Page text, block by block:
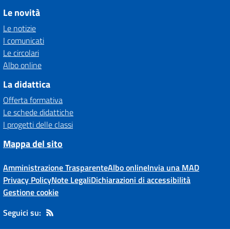
Le novità
Le notizie
I comunicati
Le circolari
Albo online
La didattica
Offerta formativa
Le schede didattiche
I progetti delle classi
Mappa del sito
Amministrazione TrasparenteAlbo onlineInvia una MAD
Privacy PolicyNote LegaliDichiarazioni di accessibilità
Gestione cookie
Seguici su: